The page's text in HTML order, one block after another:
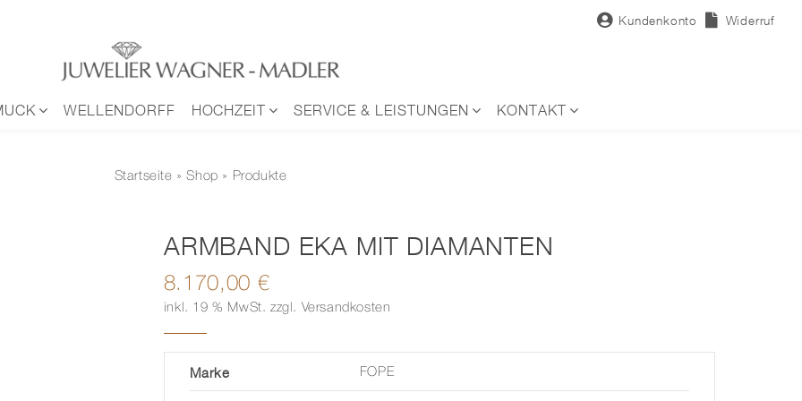
Kundenkonto Widerruf
WELLENDORFF HOCHZEIT SERVICE & LEISTUNGEN KONTAKT
Startseite »Shop » Produkte
ARMBAND EKA MIT DIAMANTEN
8.170,00 €
inkl. 19 % MwSt. zzgl. Versandkosten
Marke FOPE